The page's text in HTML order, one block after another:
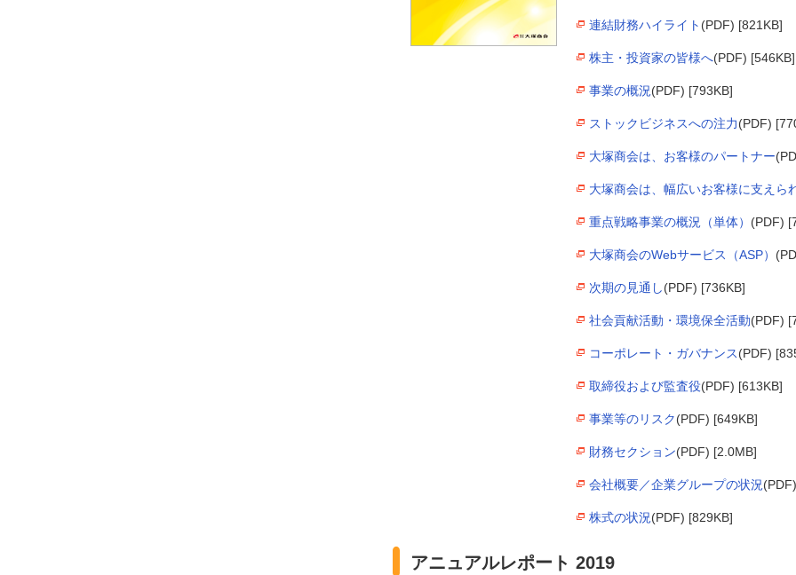
連結財務ハイライト (PDF) [821KB]
株主・投資家の皆様へ(PDF) [546KB]
事業の概況(PDF) [793KB]
ストックビジネスへの注力(PDF)
大塚商会は、お客様のパートナー
大塚商会は、幅広いお客様に支えら
重点戦略事業の概況（単体） (PDF)
大塚商会のWebサービス（ASP）
次期の見通し(PDF) [736KB]
社会貢献活動・環境保全活動(PDF)
コーポレート・ガバナンス(PDF)
取締役および監査役(PDF) [613KB]
事業等のリスク(PDF) [649KB]
財務セクション(PDF) [2.0MB]
会社概要／企業グループの状況
株式の状況(PDF) [829KB]
アニュアルレポート 2019